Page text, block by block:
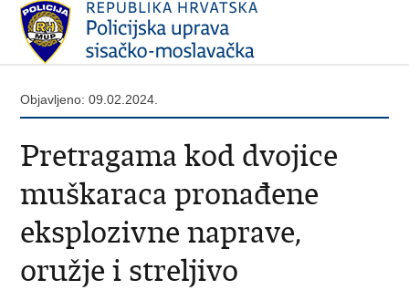
Objavljeno: 09.02.2024.
​Pretragama kod dvojice
muškaraca pronađene
eksplozivne naprave,
oružje i streljivo